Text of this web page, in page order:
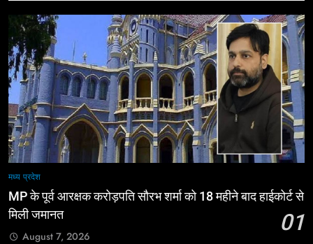
मध्य प्रदेश
MP के पूर्व आरक्षक करोड़पति सौरभ शर्मा को 18 महीने बाद हाईकोर्ट से
मिली जमानत
01
August 7, 2026